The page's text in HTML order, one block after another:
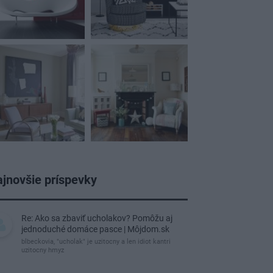
príspevky
Re: Ako sa zbaviť ucholakov? Pomôžu aj
jednoduché domáce pasce | Môjdom.sk
blbeckovia, "ucholak" je uzitocny a len idiot kantri
uzitocny hmyz